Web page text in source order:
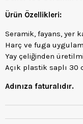
Ürün Özellikleri:
Seramik, fayans, yer
Harç ve fuga
Yay çeliğinden
Açık plastik saplı 30
Adınıza faturalıdır.